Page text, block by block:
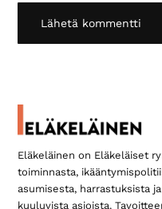
Ensisijainen
sivupalkki
Eläkeläinen on Eläkeläiset
toiminnasta,
asumisesta, harrastuksista
kuuluvista asioista.